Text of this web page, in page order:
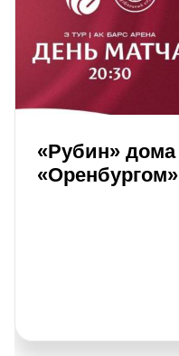
«Рубин» дома
«Оренбургом»